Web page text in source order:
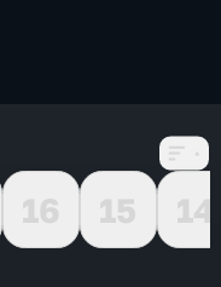
16 15
14